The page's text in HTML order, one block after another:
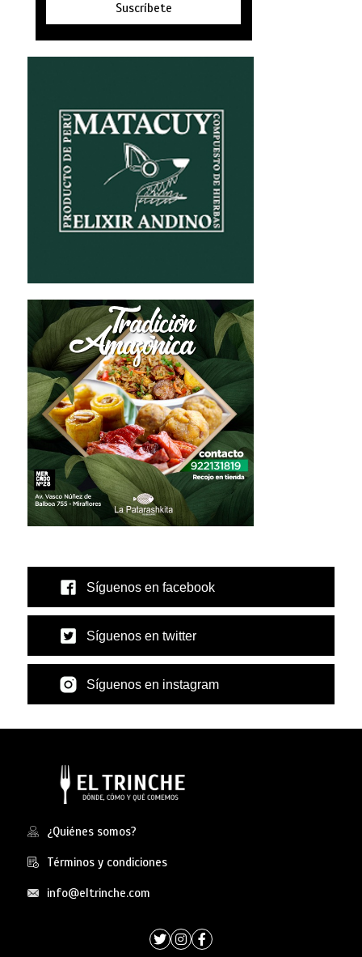
Suscríbete
Síguenos en facebook
Síguenos en twitter
Síguenos en instagram
¿Quiénes somos?
Términos y condiciones
info@eltrinche.com